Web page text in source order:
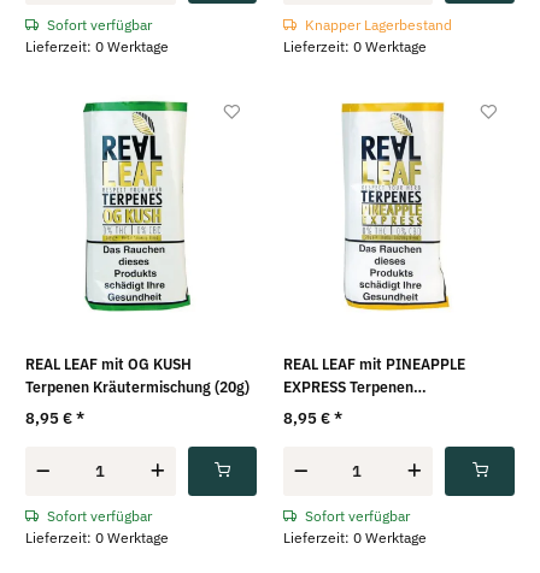
Sofort verfügbar
Lieferzeit: 0 Werktage
Knapper Lagerbestand
Lieferzeit: 0 Werktage
REAL LEAF mit OG KUSH
Terpenen Kräutermischung (20g)
8,95 €*
Sofort verfügbar
Lieferzeit: 0 Werktage
REAL LEAF mit PINEAPPLE
EXPRESS Terpenen
Kräutermischung (20g)
8,95 €*
Sofort verfügbar
Lieferzeit: 0 Werktage